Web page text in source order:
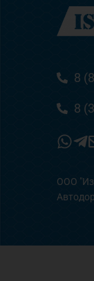
8
8
ООО